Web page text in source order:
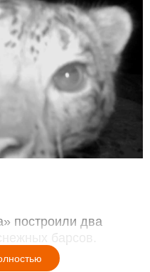
построили два
барсов.